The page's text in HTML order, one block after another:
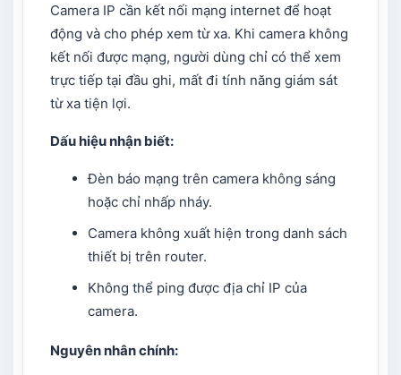
Camera IP cần kết nối mạng internet để hoạt
động và cho phép xem từ xa. Khi camera không
kết nối được mạng, người dùng chỉ có thể xem
trực tiếp tại đầu ghi, mất đi tính năng giám sát
từ xa tiện lợi.
Dấu hiệu nhận biết:
Đèn báo mạng trên camera không sáng
hoặc chỉ nhấp nháy.
Camera không xuất hiện trong danh sách
thiết bị trên router.
Không thể ping được địa chỉ IP của
camera.
Nguyên nhân chính: